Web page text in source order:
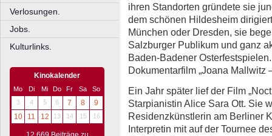
Verlosungen.
Jobs.
Kulturlinks.
Kinokalender
Mo Di Mi Do Fr Sa
So
3
4 5 6 7 8
9
10
11 12 13 14 15 16
ihren Standorten gründete sie
dem schönen Hildesheim
München oder Dresden, sie
Salzburger Publikum und ganz
Baden-Badener
Dokumentarfilm „Joana Mallwitz
Ein Jahr später lief der Film
Starpianistin Alice Sara Ott. Sie
Residenzkünstlerin am Berliner
Interpretin mit auf der Tournee